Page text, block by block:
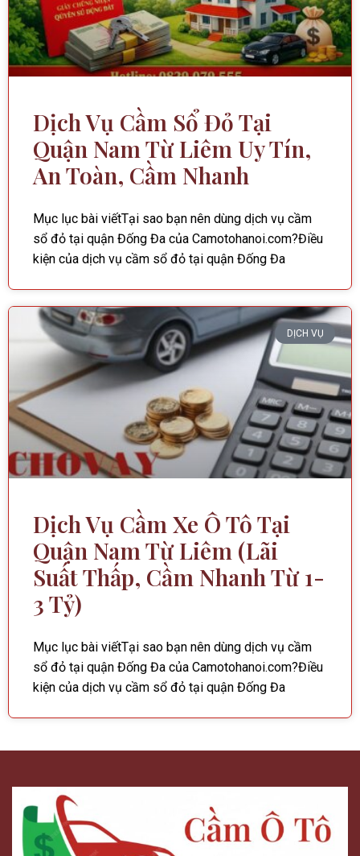
Dịch Vụ Cầm Sổ Đỏ Tại
Quận Nam Từ Liêm Uy Tín,
An Toàn, Cầm Nhanh
Mục lục bài viếtTại sao bạn nên dùng dịch vụ cầm
sổ đỏ tại quận Đống Đa của Camotohanoi.com?Điều
kiện của dịch vụ cầm sổ đỏ tại quận Đống Đa
DỊCH VỤ
Dịch Vụ Cầm Xe Ô Tô Tại
Quận Nam Từ Liêm (Lãi
Suất Thấp, Cầm Nhanh Từ 1-
3 Tỷ)
Mục lục bài viếtTại sao bạn nên dùng dịch vụ cầm
sổ đỏ tại quận Đống Đa của Camotohanoi.com?Điều
kiện của dịch vụ cầm sổ đỏ tại quận Đống Đa